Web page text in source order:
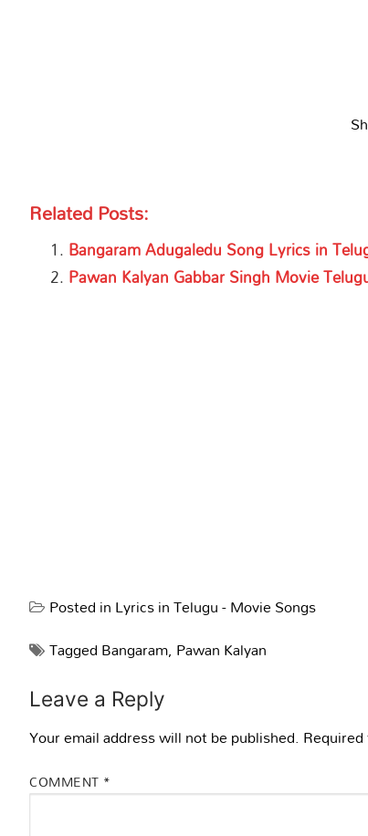
Related Posts:
Bangaram Adugaledu Song Lyrics in
Pawan Kalyan Gabbar Singh Movie
Posted inLyrics in Telugu - Movie Songs
TaggedBangaram, Pawan Kalyan
Leave a Reply
Your email address will not be published.
COMMENT *